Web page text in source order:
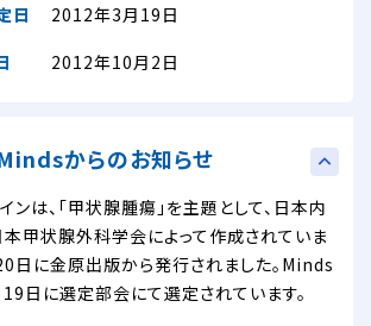
日
2012年3月19日
2012年10月2日
からのお知らせ
ンは、「甲状腺腫瘍」を主題として、日本内
甲状腺外科学会によって作成されていま
日に金原出版から発行されました。Minds
日に選定部会にて選定されています。